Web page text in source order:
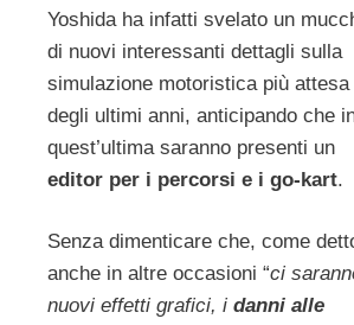
Yoshida ha infatti svelato un
di nuovi interessanti dettagli sulla
simulazione motoristica più attesa
degli ultimi anni, anticipando che
quest’ultima saranno presenti un
editor per i percorsi e i go-kart.
Senza dimenticare che, come
anche in altre occasioni “ci
nuovi effetti grafici, i danni alle